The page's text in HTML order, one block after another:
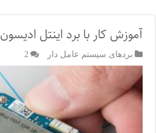
آموزش کار با برد اینتل ادیسون Intel Edison
بردهای سیستم عامل دار 2